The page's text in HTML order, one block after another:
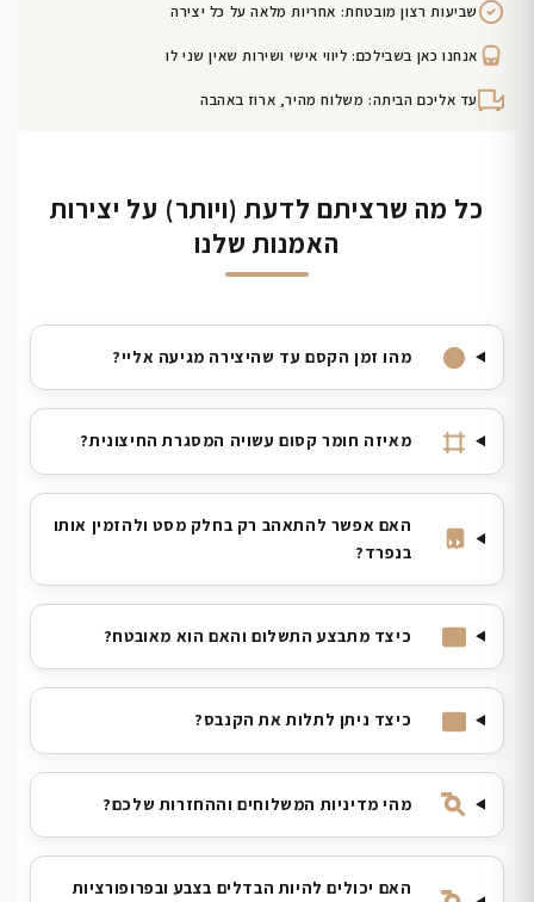
שביעות רצון מובטחת: אחריות מלאה על כל יצירה
אנחנו כאן בשבילכם: ליווי אישי ושירות שאין שני לו
עד אליכם הביתה: משלוח מהיר, ארוז באהבה
כל מה שרציתם לדעת (ויותר) על יצירות
האמנות שלנו
מהו זמן הקסם עד שהיצירה מגיעה אליי?
מאיזה חומר קסום עשויה המסגרת החיצונית?
האם אפשר להתאהב רק בחלק מסט ולהזמין אותו
בנפרד?
כיצד מתבצע התשלום והאם הוא מאובטח?
כיצד ניתן לתלות את הקנבס?
מהי מדיניות המשלוחים וההחזרות שלכם?
האם יכולים להיות הבדלים בצבע ובפרופורציות